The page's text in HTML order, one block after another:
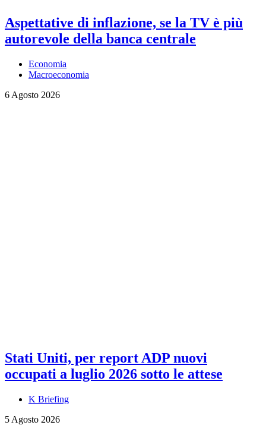
Aspettative di inflazione, se la TV è più
autorevole della banca centrale
Economia
Macroeconomia
6 Agosto 2026
Stati Uniti, per report ADP nuovi
occupati a luglio 2026 sotto le attese
K Briefing
5 Agosto 2026